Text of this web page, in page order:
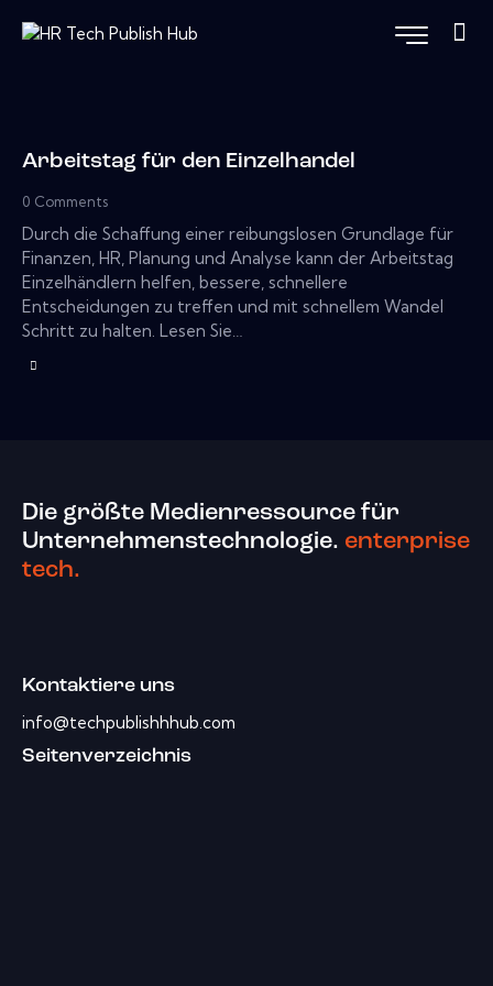
Arbeitstag für den Einzelhandel
0 Comments
Durch die Schaffung einer reibungslosen Grundlage für
Finanzen, HR, Planung und Analyse kann der Arbeitstag
Einzelhändlern helfen, bessere, schnellere
Entscheidungen zu treffen und mit schnellem Wandel
Schritt zu halten. Lesen Sie…
Die größte Medienressource für
Unternehmenstechnologie. enterprise
tech.
Kontaktiere uns
info@techpublishhhub.com
Seitenverzeichnis